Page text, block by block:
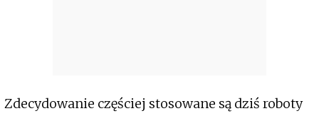
Zdecydowanie częściej stosowane są dziś roboty